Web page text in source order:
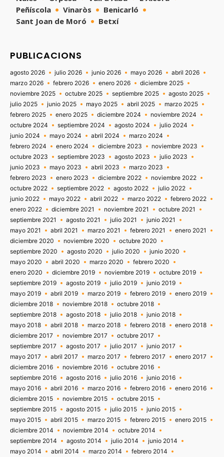
Peñíscola
Vinaròs
Benicarló
Sant Joan de Moró
Betxí
PUBLICACIONS
agosto 2026 julio 2026 junio 2026 mayo 2026
abril 2026
marzo 2026
febrero 2026 enero 2026
diciembre 2025
noviembre 2025
octubre 2025 septiembre 2025
agosto 2025
julio 2025
junio 2025 mayo 2025 abril 2025
marzo 2025
febrero 2025
enero 2025 diciembre 2024
noviembre 2024
octubre 2024
septiembre 2024 agosto 2024
julio 2024
junio 2024
mayo 2024 abril 2024
marzo 2024
febrero 2024
enero 2024 diciembre 2023
noviembre 2023
octubre 2023
septiembre 2023 agosto 2023
julio 2023
junio 2023
mayo 2023 abril 2023
marzo 2023
febrero 2023
enero 2023 diciembre 2022
noviembre 2022
octubre 2022
septiembre 2022 agosto 2022
julio 2022
junio 2022
mayo 2022 abril 2022 marzo 2022
febrero 2022
enero 2022
diciembre 2021 noviembre 2021
octubre 2021
septiembre 2021
agosto 2021 julio 2021
junio 2021
mayo 2021
abril 2021 marzo 2021 febrero 2021
enero 2021
diciembre 2020
noviembre 2020
octubre 2020
septiembre 2020
agosto 2020 julio 2020
junio 2020
mayo 2020
abril 2020 marzo 2020
febrero 2020
enero 2020
diciembre 2019 noviembre 2019
octubre 2019
septiembre 2019
agosto 2019 julio 2019
junio 2019
mayo 2019
abril 2019 marzo 2019 febrero 2019
enero 2019
diciembre 2018
noviembre 2018
octubre 2018
septiembre 2018
agosto 2018 julio 2018
junio 2018
mayo 2018
abril 2018 marzo 2018 febrero 2018
enero 2018
diciembre 2017
noviembre 2017
octubre 2017
septiembre 2017
agosto 2017 julio 2017
junio 2017
mayo 2017
abril 2017 marzo 2017 febrero 2017
enero 2017
diciembre 2016
noviembre 2016
octubre 2016
septiembre 2016
agosto 2016 julio 2016
junio 2016
mayo 2016
abril 2016 marzo 2016 febrero 2016
enero 2016
diciembre 2015
noviembre 2015
octubre 2015
septiembre 2015
agosto 2015 julio 2015
junio 2015
mayo 2015
abril 2015 marzo 2015 febrero 2015
enero 2015
diciembre 2014
noviembre 2014
octubre 2014
septiembre 2014
agosto 2014 julio 2014
junio 2014
mayo 2014
abril 2014 marzo 2014 febrero 2014